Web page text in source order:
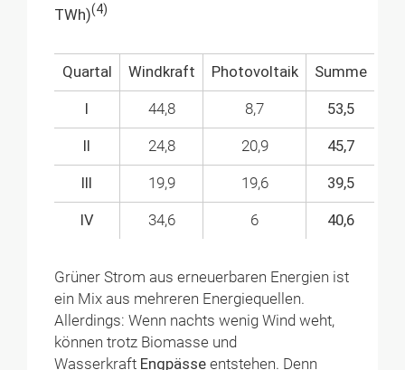
TWh)(4)
Quartal Windkraft Photovoltaik Summe
44,8 8,7 53,5
24,8 20,9 45,7
19,9 19,6 39,5
IV 34,6 6 40,6
Grüner Strom aus erneuerbaren Energien ist
ein Mix aus mehreren Energiequellen.
Allerdings: Wenn nachts wenig Wind weht,
können trotz Biomasse und
Wasserkraft Engpässe entstehen. Denn